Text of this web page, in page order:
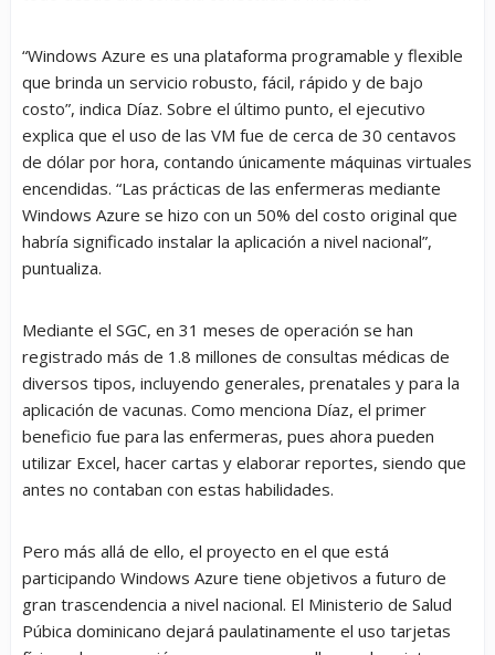
“Windows Azure es una plataforma programable y flexible
que brinda un servicio robusto, fácil, rápido y de bajo
costo”, indica Díaz. Sobre el último punto, el ejecutivo
explica que el uso de las VM fue de cerca de 30 centavos
de dólar por hora, contando únicamente máquinas virtuales
encendidas. “Las prácticas de las enfermeras mediante
Windows Azure se hizo con un 50% del costo original que
habría significado instalar la aplicación a nivel nacional”,
puntualiza.
Mediante el SGC, en 31 meses de operación se han
registrado más de 1.8 millones de consultas médicas de
diversos tipos, incluyendo generales, prenatales y para la
aplicación de vacunas. Como menciona Díaz, el primer
beneficio fue para las enfermeras, pues ahora pueden
utilizar Excel, hacer cartas y elaborar reportes, siendo que
antes no contaban con estas habilidades.
Pero más allá de ello, el proyecto en el que está
participando Windows Azure tiene objetivos a futuro de
gran trascendencia a nivel nacional. El Ministerio de Salud
Púbica dominicano dejará paulatinamente el uso tarjetas